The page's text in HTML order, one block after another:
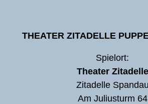
THEATER ZITADELLE
Spielort:
Theater Zitadelle
Zitadelle Spandau
Am Juliusturm 64